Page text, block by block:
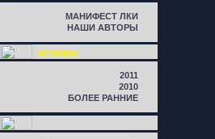
МАНИФЕСТ ЛКИ
НАШИ АВТОРЫ
АРХИВЫ
2011
2010
БОЛЕЕ РАННИЕ